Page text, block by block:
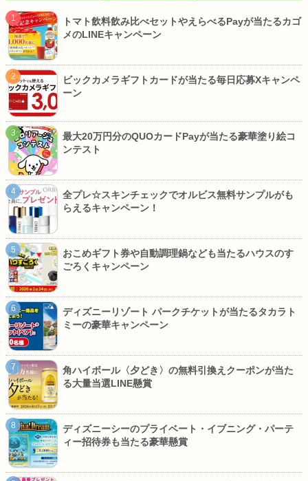
トマト飲料飲み比べセットやえらべるPayが当たるカゴ
メのLINEキャンペーン
ビックカメラギフトカードが当たる毎日応募Xキャンペ
ーン
最大20万円分のQUOカードPayが当たる豪華塗り絵コ
ンテスト
全プレ☆スキンチェックでオルビス無料サンプルがも
らえるキャンペーン！
おこめギフト券や自動調理鍋なども当たるハウスのす
ごろくキャンペーン
ディズニーリゾート パークチケットが当たるタカラト
ミーの豪華キャンペーン
角ハイボール〈夕どき〉の無料引換えクーポンが当た
る大量当選LINE懸賞
ディズニーシーのプライベート・イブニング・パーテ
ィー招待券も当たる豪華懸賞